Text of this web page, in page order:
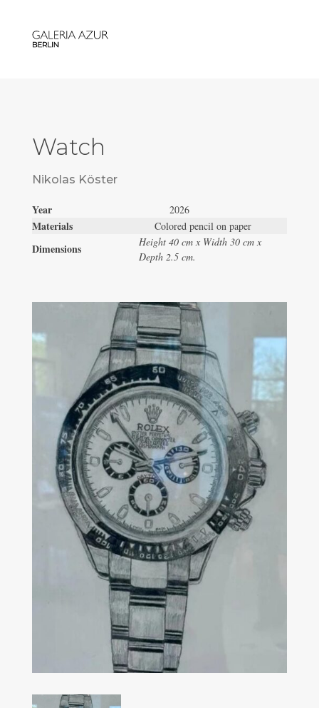
Watch
Nikolas Köster
Year 2026
Materials Colored pencil on paper
Dimensions
Height 40 cm x Width 30 cm x
Depth 2.5 cm.